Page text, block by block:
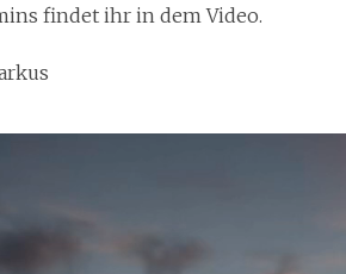
findet ihr in dem Video.